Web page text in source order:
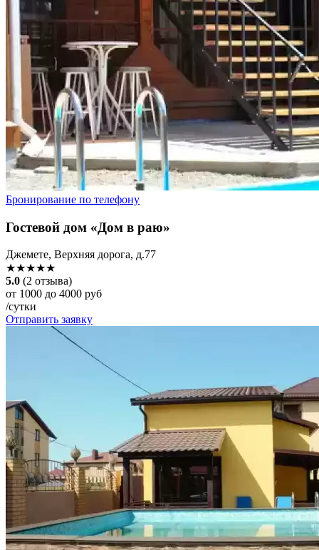
Бронирование по телефону
Гостевой дом «Дом в раю»
Джемете, Верхняя дорога, д.77
★★★★★
5.0 (2 отзыва)
от 1000 до 4000 руб
/сутки
Отправить заявку